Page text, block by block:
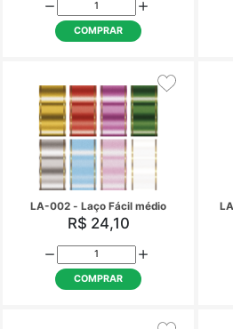
COMPRAR
AP-015 - Etiqueta Decorativa -
Selo Redondo
R$ 7,17